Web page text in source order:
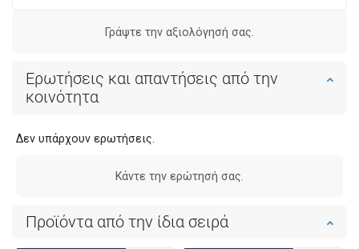
Γράψτε την αξιολόγησή σας.
Ερωτήσεις και απαντήσεις από την
κοινότητα
Δεν υπάρχουν ερωτήσεις.
Κάντε την ερώτησή σας.
Προϊόντα από την ίδια σειρά